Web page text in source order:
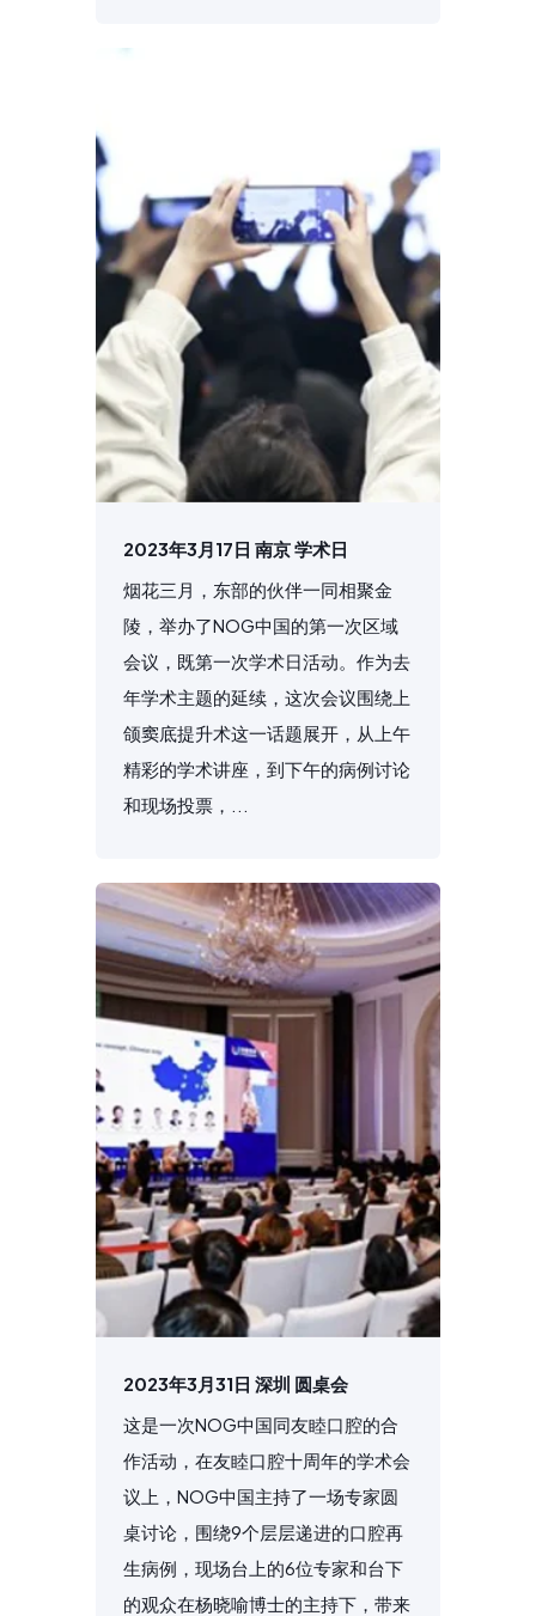
2023年3月17日 南京 学术日
烟花三月，东部的伙伴一同相聚金
陵，举办了NOG中国的第一次区域
会议，既第一次学术日活动。作为去
年学术主题的延续，这次会议围绕上
颌窦底提升术这一话题展开，从上午
精彩的学术讲座，到下午的病例讨论
和现场投票，...
2023年3月31日 深圳 圆桌会
这是一次NOG中国同友睦口腔的合
作活动，在友睦口腔十周年的学术会
议上，NOG中国主持了一场专家圆
桌讨论，围绕9个层层递进的口腔再
生病例，现场台上的6位专家和台下
的观众在杨晓喻博士的主持下，带来